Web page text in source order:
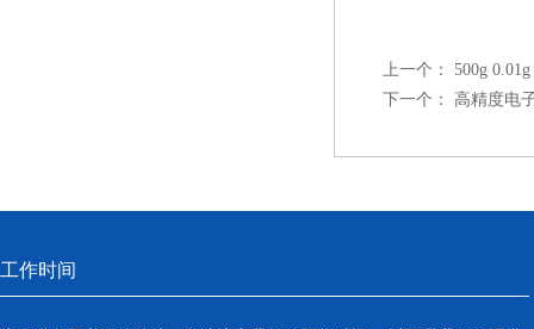
上一个：
500g
下一个：
高精度电
工作时间